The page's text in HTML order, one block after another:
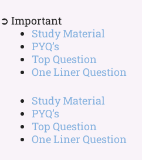
➲ Important
Study Material
PYQ’s
Top Question
One Liner Question
Study Material
PYQ’s
Top Question
One Liner Question